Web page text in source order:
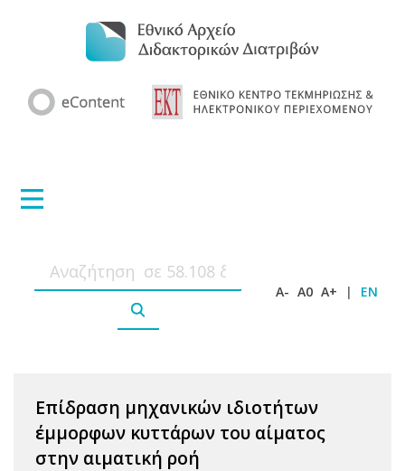
A- A0 A+ | EN
Επίδραση μηχανικών ιδιοτήτων
έμμορφων κυττάρων του αίματος
στην αιματική ροή